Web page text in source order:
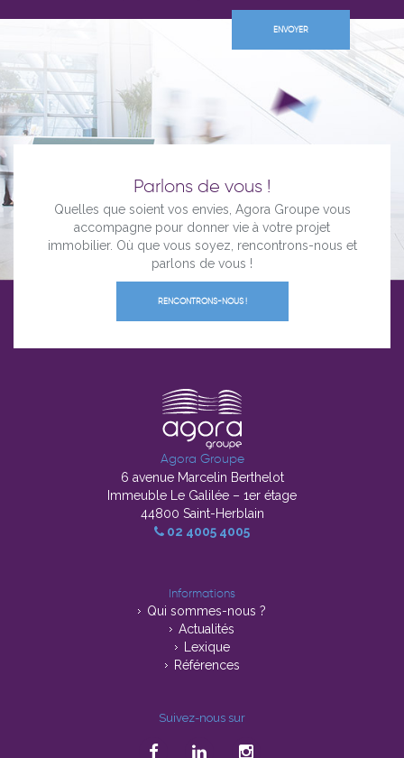
Parlons de vous !
Quelles que soient vos envies, Agora Groupe vous
accompagne pour donner vie à votre projet
immobilier. Où que vous soyez, rencontrons-nous et
parlons de vous !
RENCONTRONS-NOUS !
Agora Groupe
6 avenue Marcelin Berthelot
Immeuble Le Galilée – 1er étage
44800 Saint-Herblain
02 4005 4005
Informations
Qui sommes-nous ?
Actualités
Lexique
Références
Suivez-nous sur